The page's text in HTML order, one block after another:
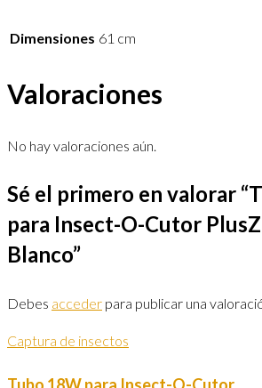
Dimensiones 61 cm
Valoraciones
No hay valoraciones aún.
Sé el primero en valorar
para Insect-O-Cutor
Blanco”
Debes acceder para publicar una
Captura de insectos
Tubo 18W para Insect-O-Cutor...